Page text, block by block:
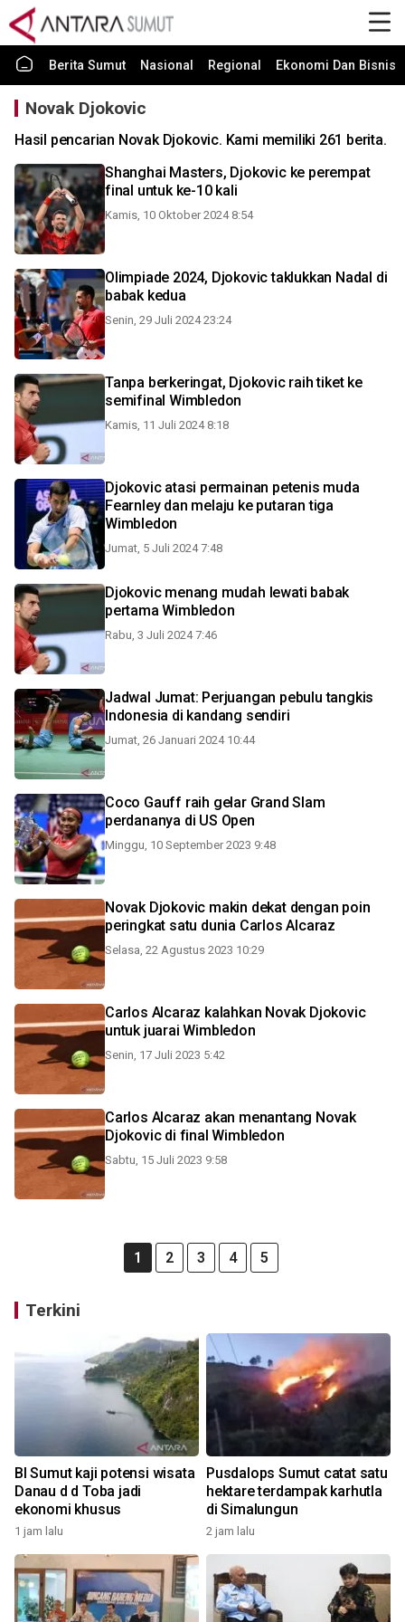
Berita Sumut Nasional Regional Ekonomi Dan Bisnis
Novak Djokovic
Hasil pencarian Novak Djokovic. Kami memiliki 261 berita.
Shanghai Masters, Djokovic ke perempat
final untuk ke-10 kali
Kamis, 10 Oktober 2024 8:54
Olimpiade 2024, Djokovic taklukkan Nadal di
babak kedua
Senin, 29 Juli 2024 23:24
Tanpa berkeringat, Djokovic raih tiket ke
semifinal Wimbledon
Kamis, 11 Juli 2024 8:18
Djokovic atasi permainan petenis muda
Fearnley dan melaju ke putaran tiga
Wimbledon
Jumat, 5 Juli 2024 7:48
Djokovic menang mudah lewati babak
pertama Wimbledon
Rabu, 3 Juli 2024 7:46
Jadwal Jumat: Perjuangan pebulu tangkis
Indonesia di kandang sendiri
Jumat, 26 Januari 2024 10:44
Coco Gauff raih gelar Grand Slam
perdananya di US Open
Minggu, 10 September 2023 9:48
Novak Djokovic makin dekat dengan poin
peringkat satu dunia Carlos Alcaraz
Selasa, 22 Agustus 2023 10:29
Carlos Alcaraz kalahkan Novak Djokovic
untuk juarai Wimbledon
Senin, 17 Juli 2023 5:42
Carlos Alcaraz akan menantang Novak
Djokovic di final Wimbledon
Sabtu, 15 Juli 2023 9:58
1 2 3 4 5
Terkini
BI Sumut kaji potensi wisata
Danau d d Toba jadi
ekonomi khusus
1 jam lalu
Pusdalops Sumut catat satu
hektare terdampak karhutla
di Simalungun
2 jam lalu